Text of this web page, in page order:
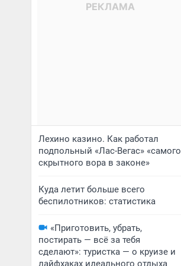
Лехино казино. Как работал
подпольный «Лас-Вегас» «самого
скрытного вора в законе»
Куда летит больше всего
беспилотников: статистика
«Приготовить, убрать,
постирать — всё за тебя
сделают»: туристка — о круизе и
лайфхаках идеального отдыха